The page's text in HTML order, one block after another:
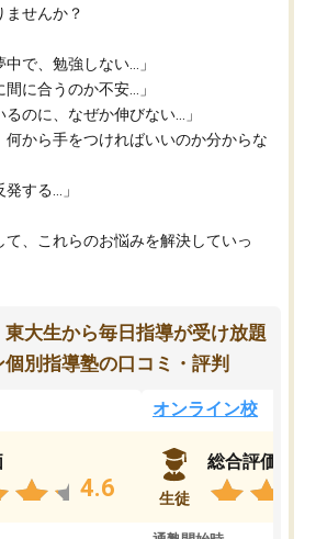
ませんか？
中で、勉強しない…」
間に合うのか不安…」
るのに、なぜか伸びない…」
何から手をつければいいのか分からな
発する…」
、これらのお悩みを解決していっ
大生から毎日指導が受け放題
別指導塾の口コミ・評判
4.6
オンライン校
生徒
総合評価